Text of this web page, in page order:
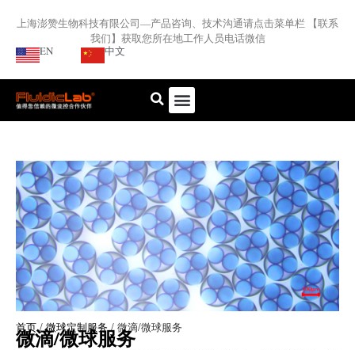
上海澎赞生物科技有限公司—产品咨询、技术沟通请点击菜单栏 【联系
我们】获取您所在地工作人员电话微信
EN
中文
首页/微球定制服务/ 微滴/微球服务
微滴/微球服务